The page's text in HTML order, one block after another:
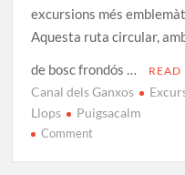
excursions més
Aquesta ruta circular,
de bosc frondós …
READ
Canal dels Ganxos
Llops
Puigsacalm
Commenton